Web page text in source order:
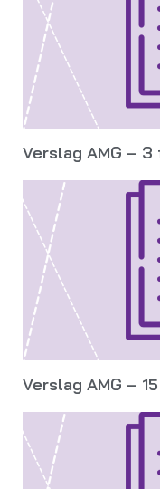
Verslag AMG – 3
Verslag AMG –